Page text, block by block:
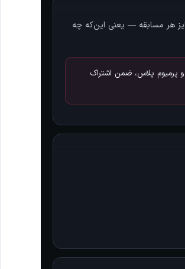
۵۰٪ ، 🥈 معامله‌گر دوم: ۳۵٪ ، 🥉 معامله‌گر سوم: ۱۵٪. جدول دقیق جوایز هر مسابقه — یعنی این‌که چه
و پرمیوم پلاس، ضمن اشتراک